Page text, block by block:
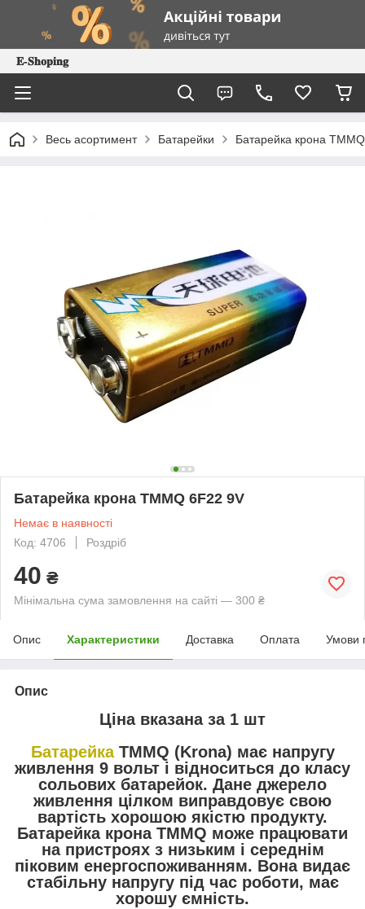
𝐄-𝐒𝐡𝐨𝐩𝐢𝐧𝐠
Весь асортимент Батарейки Батарейка крона
Батарейка крона TMMQ 6F22 9V
Немає в наявності
Код: 4706
Роздріб
40 ₴
Мінімальна сума замовлення на сайті — 300 ₴
Опис Характеристики Доставка Оплата Умови
Опис
Ціна вказана за 1 шт
БатарейкаTMMQ (Krona) має напругу
живлення 9 вольт і відноситься до класу
сольових батарейок. Дане джерело
живлення цілком виправдовує свою
вартість хорошою якістю продукту.
Батарейка крона TMMQ може працювати
на пристроях з низьким і середнім
піковим енергоспоживанням. Вона видає
стабільну напругу під час роботи, має
хорошу ємність.